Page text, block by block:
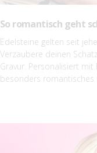
So romantisch geht
Edelsteine gelten seit
Verzaubere deinen
Gravur. Personalisiert
besonders romantisches